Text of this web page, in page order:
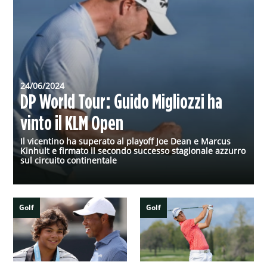
24/06/2024
DP World Tour: Guido Migliozzi ha
vinto il KLM Open
Il vicentino ha superato al playoff Joe Dean e Marcus
Kinhult e firmato il secondo successo stagionale azzurro
sul circuito continentale
Golf Golf